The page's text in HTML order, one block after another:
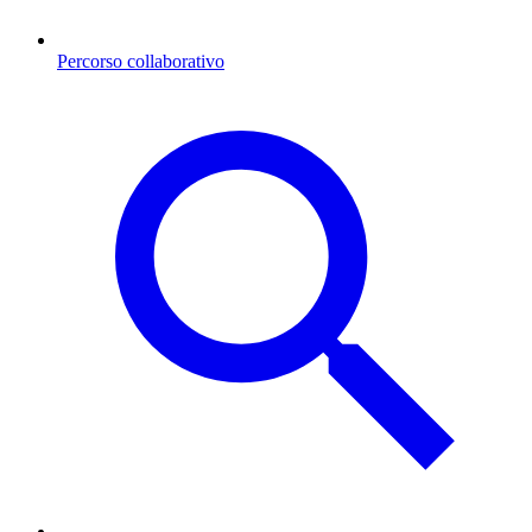
Percorso collaborativo